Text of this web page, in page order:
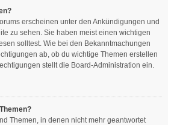
erscheinen unter den Ankündigungen und
zu sehen. Sie haben meist einen wichtigen
solltest. Wie bei den Bekanntmachungen
ab, ob du wichtige Themen erstellen
stellt die Board-Administration ein.
Themen, in denen nicht mehr geantwortet